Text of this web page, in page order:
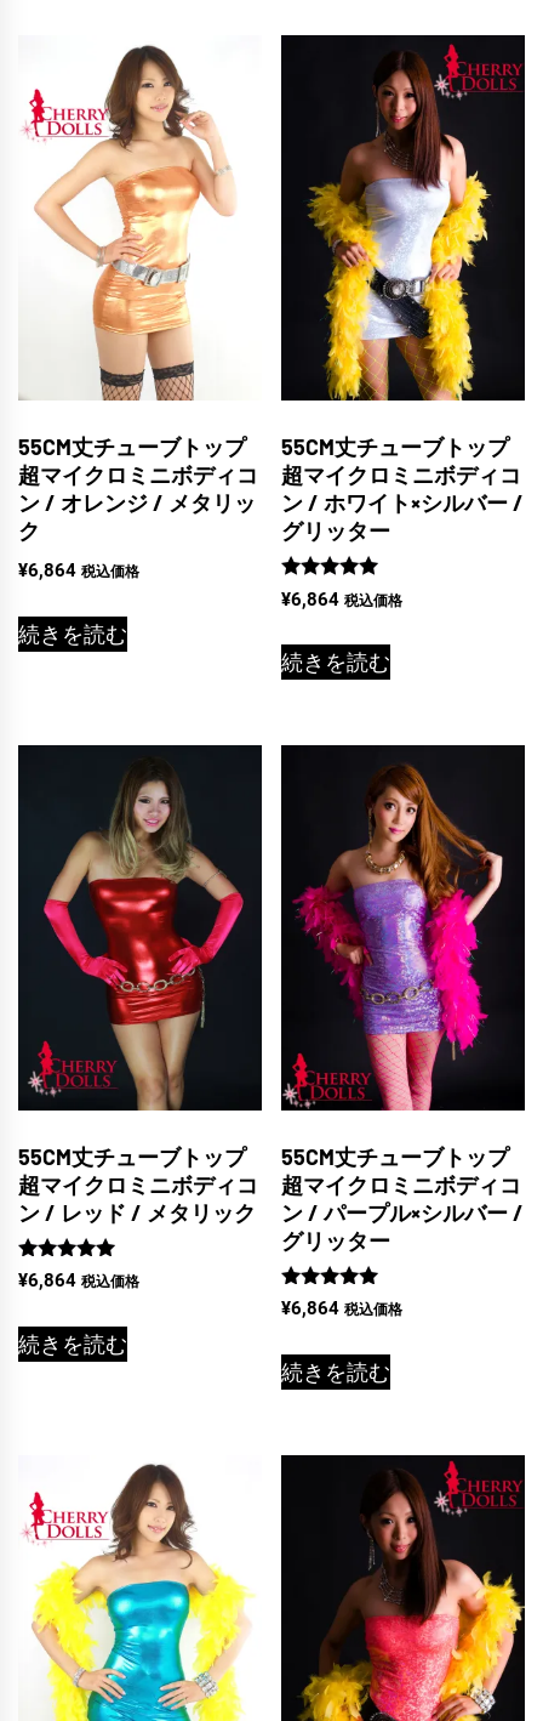
55CM丈チューブトップ
超マイクロミニボディコ
ン / オレンジ / メタリッ
ク
¥6,864 税込価格
続きを読む
55CM丈チューブトップ
超マイクロミニボディコ
ン / ホワイト×シルバー /
グリッター
5段階中
5.00
¥6,864 税込価格
続きを読む
55CM丈チューブトップ
超マイクロミニボディコ
ン / レッド / メタリック
5段階中
5.00
¥6,864 税込価格
続きを読む
55CM丈チューブトップ
超マイクロミニボディコ
ン / パープル×シルバー /
グリッター
5段階中
5.00
¥6,864 税込価格
続きを読む